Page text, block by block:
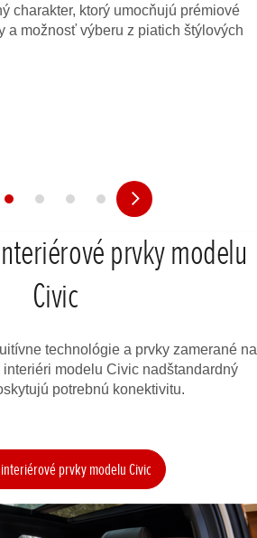
charakter, ktorý umocňujú prémiové
a možnosť výberu z piatich štýlových
prvky modelu
Civic
technológie a prvky zamerané na
modelu Civic nadštandardný
potrebnú konektivitu.
prvky modelu Civic